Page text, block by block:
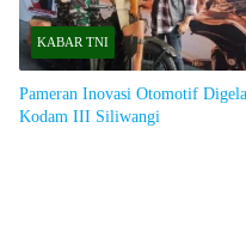
KABAR TNI
Pameran Inovasi Otomotif
Kodam III Siliwangi